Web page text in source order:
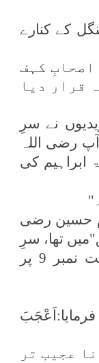
کے کنارے
اصحابِ کہف
قرار دیا
نے سرِ
رضی اللہ
اور زبانِ اقدس پر پارہ 13، سورۃ ابراہیم کی
حسین رضی
تھا، سرِ
مبارک کے سامنے ایک شخص سورہ کہف پڑھ رہا تھا، جب وہ آیت نمبر 9 پر
عجیب تر